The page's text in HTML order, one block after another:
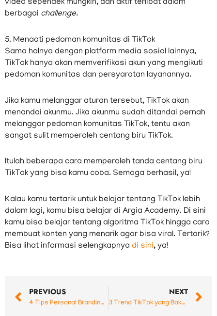
video sependek mungkin, dan aktif terlibat dalam
berbagai challenge.
5. Menaati pedoman komunitas di TikTok
Sama halnya dengan platform media sosial lainnya,
TikTok hanya akan memverifikasi akun yang mengikuti
pedoman komunitas dan persyaratan layanannya.
Jika kamu melanggar aturan tersebut, TikTok akan
menandai akunmu. Jika akunmu sudah ditandai pernah
melanggar pedoman komunitas TikTok, tentu akan
sangat sulit memperoleh centang biru TikTok.
Itulah beberapa cara memperoleh tanda centang biru
TikTok yang bisa kamu coba. Semoga berhasil, ya!
Kalau kamu tertarik untuk belajar tentang TikTok lebih
dalam lagi, kamu bisa belajar di Argia Academy. Di sini
kamu bisa belajar tentang algoritma TikTok hingga cara
membuat konten yang menarik agar bisa viral. Tertarik?
Bisa lihat informasi selengkapnya di sini, ya!
PREVIOUS
4 Tips Personal Branding di Sosmed ala Kaesang Pangarep!
NEXT
3 Trend TikTok yang Bakal Rame di Tahun 2023!